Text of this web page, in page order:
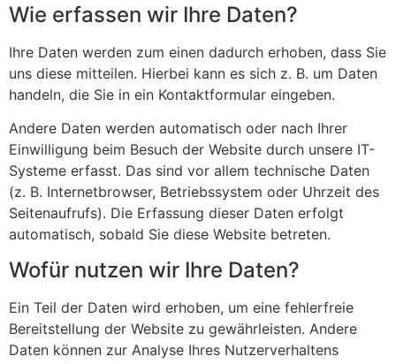
Wie erfassen wir Ihre Daten?
Ihre Daten werden zum einen dadurch erhoben, dass Sie
uns diese mitteilen. Hierbei kann es sich z. B. um Daten
handeln, die Sie in ein Kontaktformular eingeben.
Andere Daten werden automatisch oder nach Ihrer
Einwilligung beim Besuch der Website durch unsere IT-
Systeme erfasst. Das sind vor allem technische Daten
(z. B. Internetbrowser, Betriebssystem oder Uhrzeit des
Seitenaufrufs). Die Erfassung dieser Daten erfolgt
automatisch, sobald Sie diese Website betreten.
Wofür nutzen wir Ihre Daten?
Ein Teil der Daten wird erhoben, um eine fehlerfreie
Bereitstellung der Website zu gewährleisten. Andere
Daten können zur Analyse Ihres Nutzerverhaltens